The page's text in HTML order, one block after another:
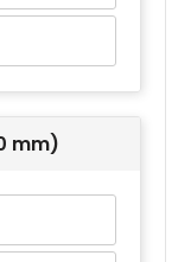
mm)